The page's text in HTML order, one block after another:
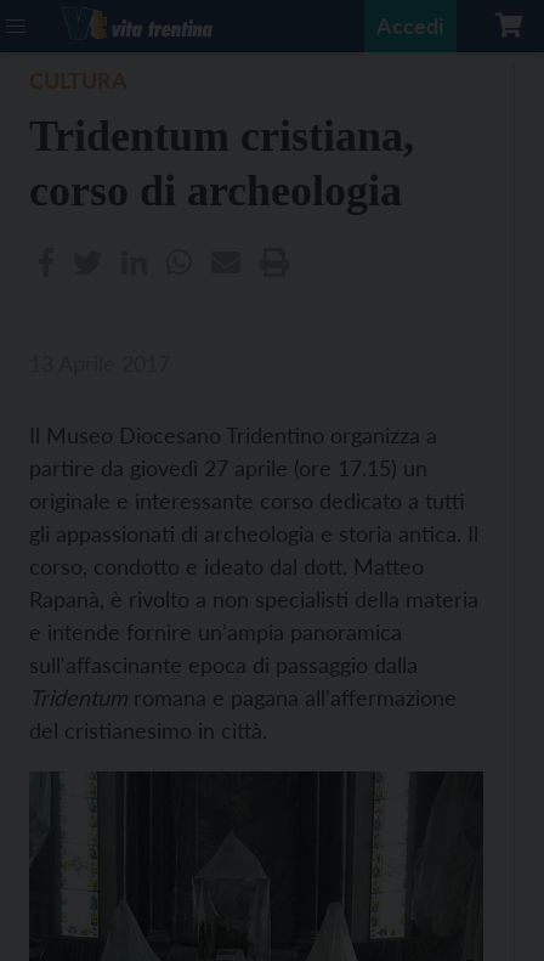
Accedi
Tridentum cristiana,
corso di archeologia
Il Museo Diocesano Tridentino organizza a
partire da giovedì 27 aprile (ore 17.15) un
originale e interessante corso dedicato a tutti
gli appassionati di archeologia e storia antica. Il
corso, condotto e ideato dal dott. Matteo
Rapanà, è rivolto a non specialisti della materia
e intende fornire un'ampia panoramica
sull'affascinante epoca di passaggio dalla
Tridentum romana e pagana all'affermazione
del cristianesimo in città.